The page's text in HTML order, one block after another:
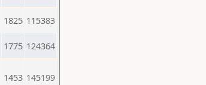
1825 115383
1775 124364
1453 145199